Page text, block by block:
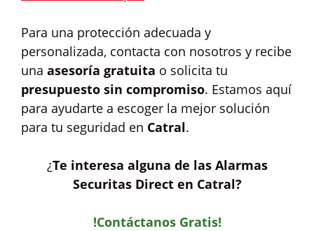
Para una protección adecuada y
personalizada, contacta con nosotros y recibe
una asesoría gratuita o solicita tu
presupuesto sin compromiso. Estamos aquí
para ayudarte a escoger la mejor solución
para tu seguridad en Catral.
¿Te interesa alguna de las Alarmas
Securitas Direct en Catral?
!Contáctanos Gratis!